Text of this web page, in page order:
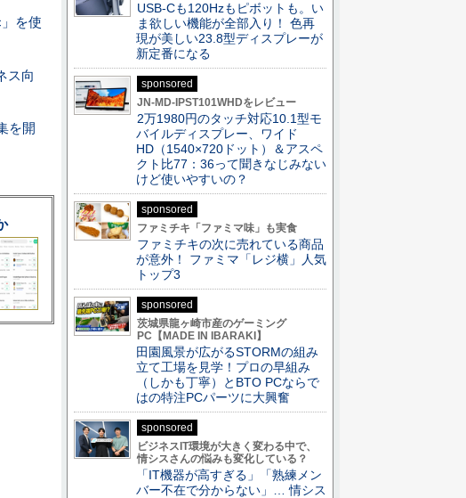
を使
ス向
を開
USB-Cも120Hzもピボットも。い
ま欲しい機能が全部入り！ 色再
現が美しい23.8型ディスプレーが
新定番になる
sponsored
JN-MD-IPST101WHDをレビュー
2万1980円のタッチ対応10.1型モ
バイルディスプレー、ワイド
HD（1540×720ドット）＆アスペ
クト比77：36って聞きなじみない
けど使いやすいの？
sponsored
ファミチキ「ファミマ味」も実食
ファミチキの次に売れている商品
が意外！ ファミマ「レジ横」人気
トップ3
sponsored
茨城県龍ヶ崎市産のゲーミング
PC【MADE IN IBARAKI】
田園風景が広がるSTORMの組み
立て工場を見学！プロの早組み
（しかも丁寧）とBTO PCならで
はの特注PCパーツに大興奮
sponsored
ビジネスIT環境が大きく変わる中で、
情シスさんの悩みも変化している？
「IT機器が高すぎる」「熟練メン
バー不在で分からない」… 情シス